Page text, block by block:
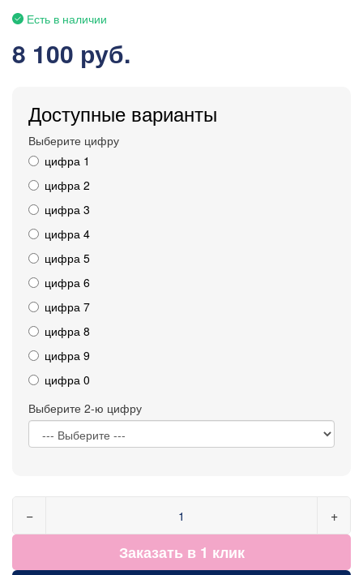
Есть в наличии
8 100 руб.
Доступные варианты
Выберите цифру
цифра 1
цифра 2
цифра 3
цифра 4
цифра 5
цифра 6
цифра 7
цифра 8
цифра 9
цифра 0
Выберите 2-ю цифру
− +
Заказать в 1 клик